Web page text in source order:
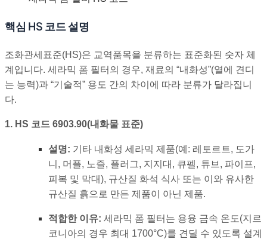
핵심 HS 코드 설명
조화관세표준(HS)은 교역품목을 분류하는 표준화된 숫자 체
계입니다. 세라믹 폼 필터의 경우, 재료의 “내화성”(열에 견디
는 능력)과 “기술적” 용도 간의 차이에 따라 분류가 달라집니
다.
1. HS 코드 6903.90(내화물 표준)
설명: 기타 내화성 세라믹 제품(예: 레토르트, 도가
니, 머플, 노즐, 플러그, 지지대, 큐펠, 튜브, 파이프,
피복 및 막대), 규산질 화석 식사 또는 이와 유사한
규산질 흙으로 만든 제품이 아닌 제품.
적합한 이유: 세라믹 폼 필터는 용융 금속 온도(지르
코니아의 경우 최대 1700°C)를 견딜 수 있도록 설계